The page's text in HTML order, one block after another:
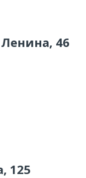
46
125